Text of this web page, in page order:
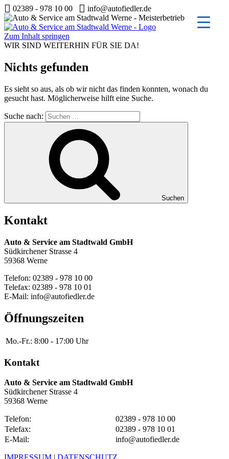
02389 - 978 10 00 info@autofiedler.de
Zum Inhalt springen
WIR SIND WEITERHIN FÜR SIE DA!
Nichts gefunden
Es sieht so aus, als ob wir nicht das finden konnten, wonach du
gesucht hast. Möglicherweise hilft eine Suche.
Suche nach:
Suchen
Kontakt
Auto & Service am Stadtwald GmbH
Südkirchener Strasse 4
59368 Werne
Telefon: 02389 - 978 10 00
Telefax: 02389 - 978 10 01
E-Mail: info@autofiedler.de
Öffnungszeiten
Mo.-Fr.: 8:00 - 17:00 Uhr
Kontakt
Auto & Service am Stadtwald GmbH
Südkirchener Strasse 4
59368 Werne
Telefon:
02389 - 978 10 00
Telefax:
02389 - 978 10 01
E-Mail:
info@autofiedler.de
IMPRESSUM | DATENSCHUTZ